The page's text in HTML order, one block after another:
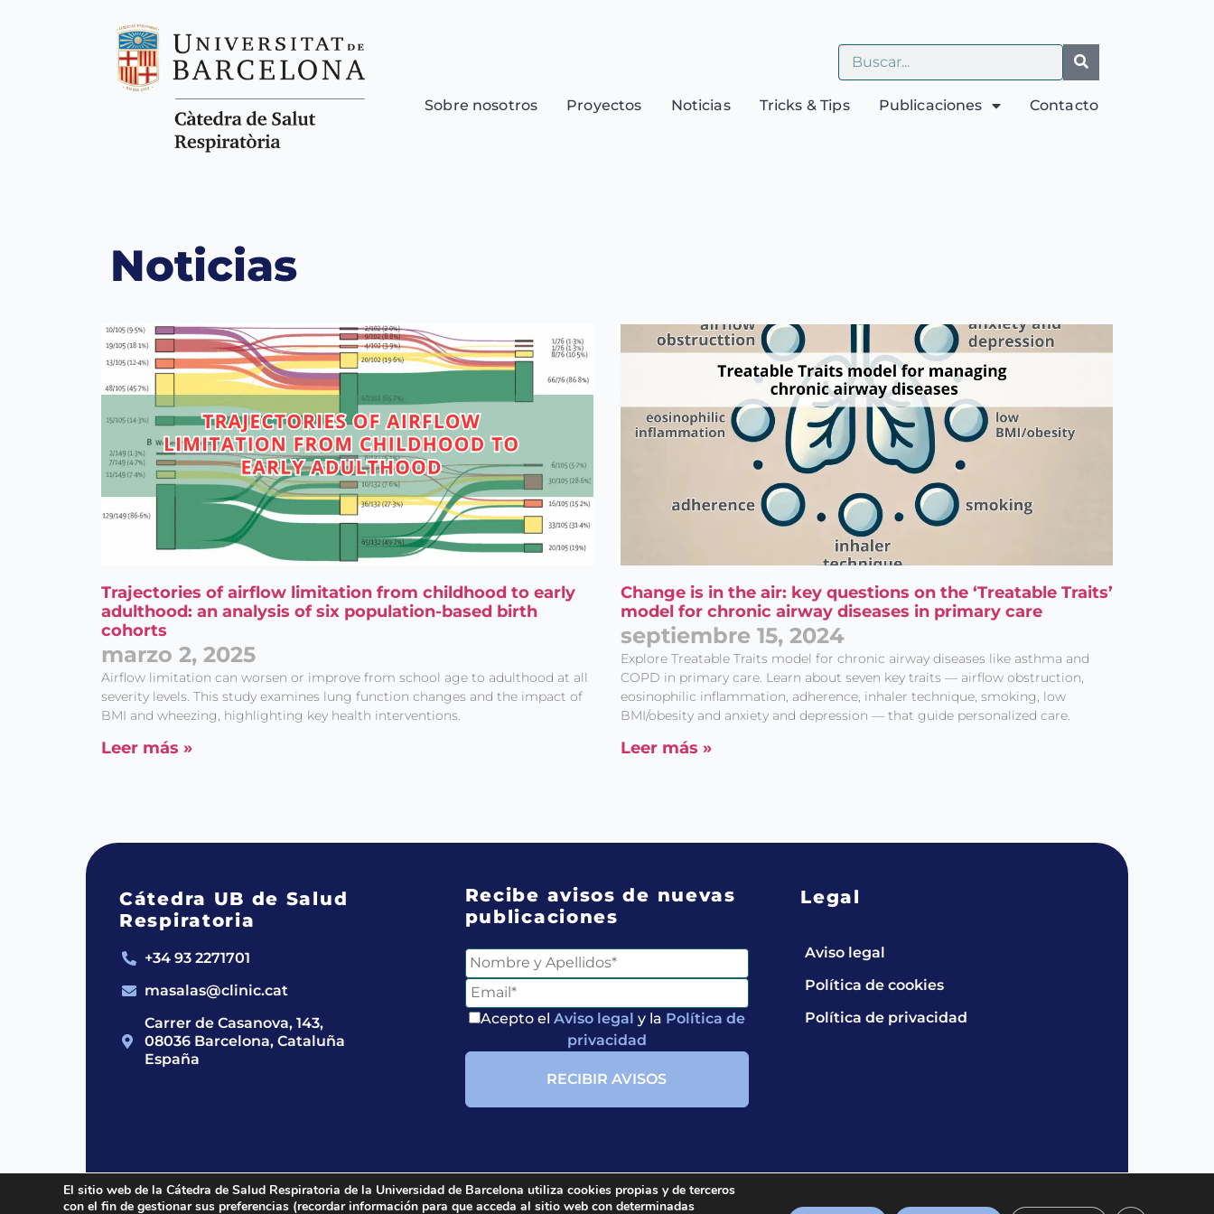
Sobre nosotros Proyectos Noticias Tricks & Tips Publicaciones Contacto
Noticias
Trajectories of airflow limitation from childhood to early
adulthood: an analysis of six population-based birth
cohorts
marzo 2, 2025
Airflow limitation can worsen or improve from school age to adulthood at all
severity levels. This study examines lung function changes and the impact of
BMI and wheezing, highlighting key health interventions.
Leer más »
Change is in the air: key questions on the ‘Treatable Traits’
model for chronic airway diseases in primary care
septiembre 15, 2024
Explore Treatable Traits model for chronic airway diseases like asthma and
COPD in primary care. Learn about seven key traits — airflow obstruction,
eosinophilic inflammation, adherence, inhaler technique, smoking, low
BMI/obesity and anxiety and depression — that guide personalized care.
Leer más »
Cátedra UB de Salud
Respiratoria
+34 93 2271701
masalas@clinic.cat
Carrer de Casanova, 143,
08036 Barcelona, Cataluña
España
Recibe avisos de nuevas
publicaciones
Acepto el Aviso legal y la Política de
privacidad
Legal
Aviso legal
Política de cookies
Política de privacidad
2024 © Cátedra UB de Salud Respiratoria.All rights reserved.
El sitio web de la Cátedra de Salud Respiratoria de la Universidad de Barcelona utiliza cookies propias y de terceros
con el fin de gestionar sus preferencias (recordar información para que acceda al sitio web con determinadas
Entérate de
Nuestras Publicaciones